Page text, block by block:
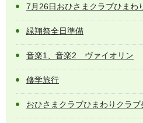
7月26日おひさまクラブひまわ
緑翔祭全日準備
音楽1、音楽2 ヴァイオリン
修学旅行
おひさまクラブひまわりクラブ